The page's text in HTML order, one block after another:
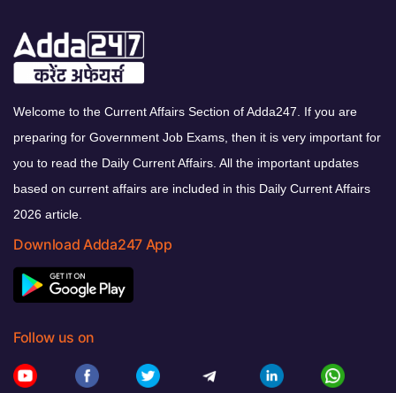
Welcome to the Current Affairs Section of Adda247. If you are
preparing for Government Job Exams, then it is very important for
you to read the Daily Current Affairs. All the important updates
based on current affairs are included in this Daily Current Affairs
2026 article.
Download Adda247 App
Follow us on